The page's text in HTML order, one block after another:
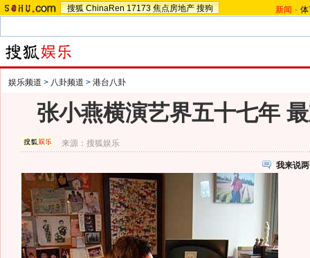
搜狐 ChinaRen 17173 焦点房地产 搜狗 新闻 -
娱乐频道 > 八卦频道 > 港台八卦
张小燕横演艺界五十七年
来源：搜狐娱乐
我来说